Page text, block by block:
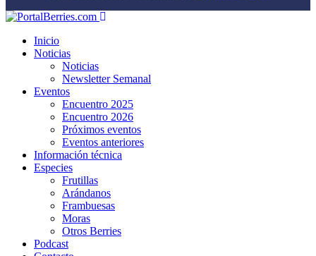
Inicio
Noticias
Noticias
Newsletter Semanal
Eventos
Encuentro 2025
Encuentro 2026
Próximos eventos
Eventos anteriores
Información técnica
Especies
Frutillas
Arándanos
Frambuesas
Moras
Otros Berries
Podcast